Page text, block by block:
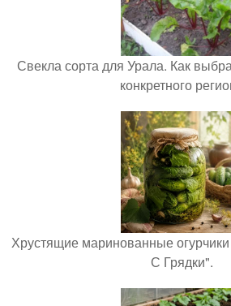
Свекла сорта для Урала. Как
конкретного
Хрустящие маринованные
С Грядки".